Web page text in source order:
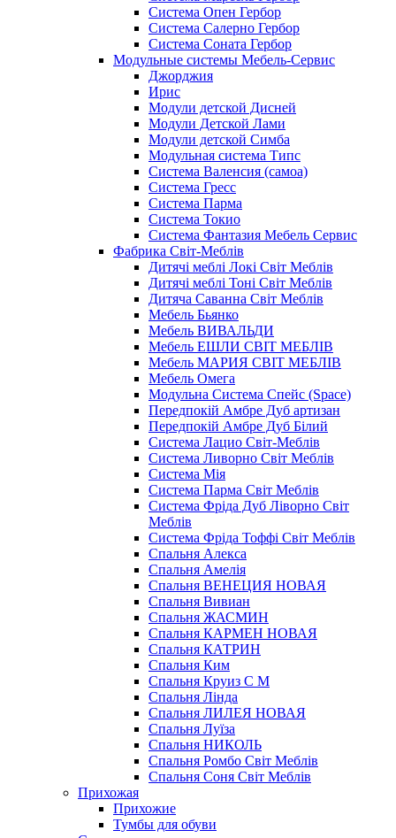
Система Опен Гербор
Система Салерно Гербор
Система Соната Гербор
Модульные системы Мебель-Сервис
Джорджия
Ирис
Модули детской Дисней
Модули Детской Лами
Модули детской Симба
Модульная система Типс
Система Валенсия (самоа)
Система Гресс
Система Парма
Система Токио
Система Фантазия Мебель Сервис
Фабрика Світ-Меблів
Дитячі меблі Локі Світ Меблів
Дитячі меблі Тоні Світ Меблів
Дитяча Саванна Світ Меблів
Мебель Бьянко
Мебель ВИВАЛЬДИ
Мебель ЕШЛИ СВІТ МЕБЛІВ
Мебель МАРИЯ СВІТ МЕБЛІВ
Мебель Омега
Модульна Cистема Спейс (Space)
Передпокій Амбре Дуб артизан
Передпокій Амбре Дуб Білий
Система Лацио Світ-Меблів
Система Ливорно Світ Меблів
Система Мія
Система Парма Свiт Меблiв
Система Фріда Дуб Ліворно Світ
Меблів
Система Фріда Тоффі Світ Меблів
Спальня Алекса
Спальня Амелія
Спальня ВЕНЕЦИЯ НОВАЯ
Спальня Вивиан
Спальня ЖАСМИН
Спальня КАРМЕН НОВАЯ
Спальня КАТРИН
Спальня Ким
Спальня Круиз С М
Спальня Лінда
Спальня ЛИЛЕЯ НОВАЯ
Спальня Луїза
Спальня НИКОЛЬ
Спальня Ромбо Світ Меблів
Спальня Соня Світ Меблів
Прихожая
Прихожие
Тумбы для обуви